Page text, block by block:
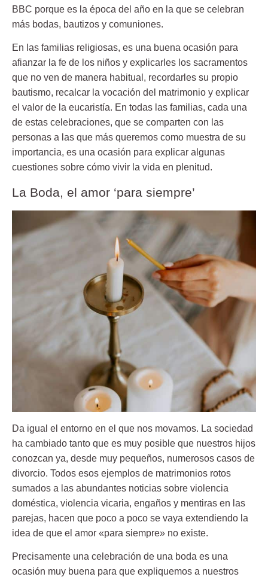
BBC porque es la época del año en la que se celebran
más bodas, bautizos y comuniones.
En las familias religiosas, es una buena ocasión para
afianzar la fe de los niños y explicarles los sacramentos
que no ven de manera habitual, recordarles su propio
bautismo, recalcar la vocación del matrimonio y explicar
el valor de la eucaristía. En todas las familias, cada una
de estas celebraciones, que se comparten con las
personas a las que más queremos como muestra de su
importancia, es una ocasión para explicar algunas
cuestiones sobre cómo vivir la vida en plenitud.
La Boda, el amor ‘para siempre’
Da igual el entorno en el que nos movamos. La sociedad
ha cambiado tanto que es muy posible que nuestros hijos
conozcan ya, desde muy pequeños, numerosos casos de
divorcio. Todos esos ejemplos de matrimonios rotos
sumados a las abundantes noticias sobre violencia
doméstica, violencia vicaria, engaños y mentiras en las
parejas, hacen que poco a poco se vaya extendiendo la
idea de que el amor «para siempre» no existe.
Precisamente una celebración de una boda es una
ocasión muy buena para que expliquemos a nuestros